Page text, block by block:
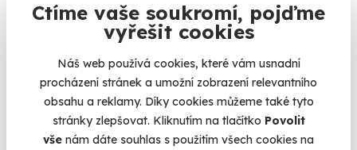
Ctíme vaše soukromí, pojďme
vyřešit cookies
Náš web používá cookies, které vám usnadní
procházení stránek a umožní zobrazení relevantního
obsahu a reklamy. Díky cookies můžeme také tyto
stránky zlepšovat. Kliknutím na tlačítko Povolit
vše nám dáte souhlas s použitím všech cookies na
9.5